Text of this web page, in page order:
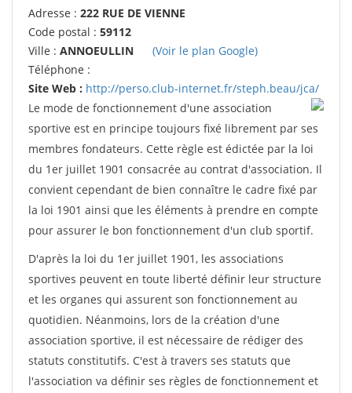
Adresse : 222 RUE DE VIENNE
Code postal : 59112
Ville : ANNOEULLIN
(Voir le plan Google)
Téléphone :
Site Web : http://perso.club-internet.fr/steph.beau/jca/
Le mode de fonctionnement d'une association
sportive est en principe toujours fixé librement par ses
membres fondateurs. Cette règle est édictée par la loi
du 1er juillet 1901 consacrée au contrat d'association. Il
convient cependant de bien connaître le cadre fixé par
la loi 1901 ainsi que les éléments à prendre en compte
pour assurer le bon fonctionnement d'un club sportif.
D'après la loi du 1er juillet 1901, les associations
sportives peuvent en toute liberté définir leur structure
et les organes qui assurent son fonctionnement au
quotidien. Néanmoins, lors de la création d'une
association sportive, il est nécessaire de rédiger des
statuts constitutifs. C'est à travers ses statuts que
l'association va définir ses règles de fonctionnement et